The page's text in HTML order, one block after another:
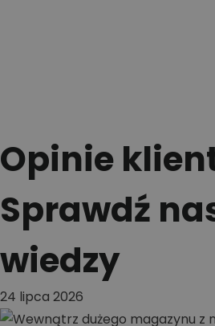
Opinie
Sprawdź
wiedzy
24 lipca 2026